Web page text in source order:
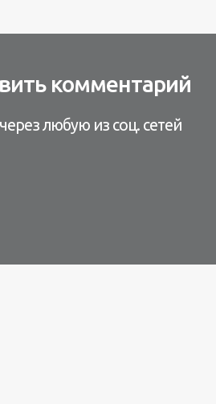
комментарий
любую из соц. сетей